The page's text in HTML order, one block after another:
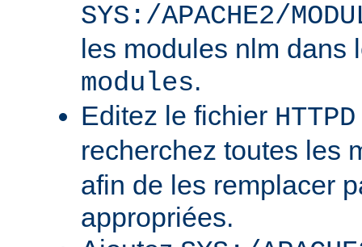
SYS:/APACHE2/
les modules nlm dans
modules.
Editez le fichier
recherchez toutes les
afin de les remplacer
appropriées.